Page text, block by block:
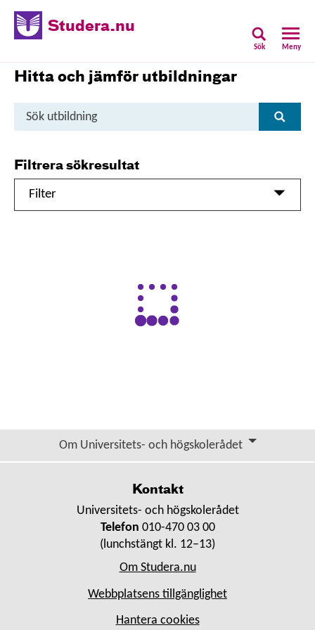
Studera.nu
Sök Meny
Hitta och jämför utbildningar
Sök
Sök
Filtrera sökresultat
Filter
Om Universitets- och högskolerådet
Kontakt
Universitets- och högskolerådet
Telefon 010-470 03 00
(lunchstängt kl. 12–13)
Om Studera.nu
Webbplatsens tillgänglighet
Hantera cookies